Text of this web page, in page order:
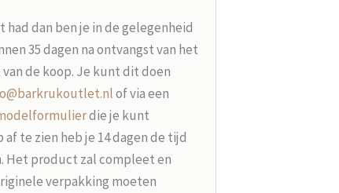
dan ben je in de gelegenheid
35 dagen na ontvangst van het
de koop. Je kunt dit doen
of via een
die je kunt
te zien heb je 14 dagen de tijd
Het product zal compleet en
verpakking moeten